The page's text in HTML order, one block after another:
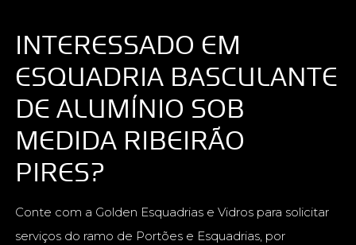
INTERESSADO EM
ESQUADRIA BASCULANTE
DE ALUMÍNIO SOB
MEDIDA RIBEIRÃO
PIRES?
Conte com a Golden Esquadrias e Vidros para solicitar
serviços do ramo de Portões e Esquadrias, por